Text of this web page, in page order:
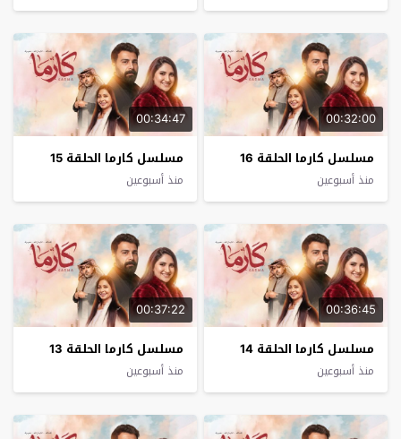
00:32:00
مسلسل كارما الحلقة 16
منذ أسبوعين
00:34:47
مسلسل كارما الحلقة 15
منذ أسبوعين
00:36:45
مسلسل كارما الحلقة 14
منذ أسبوعين
00:37:22
مسلسل كارما الحلقة 13
منذ أسبوعين